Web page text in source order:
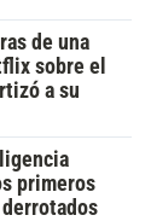
de una
sobre el
a su
primeros